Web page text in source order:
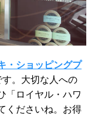
・ショッピングプ
。大切な人への
「ロイヤル・ハワ
くださいね。お得